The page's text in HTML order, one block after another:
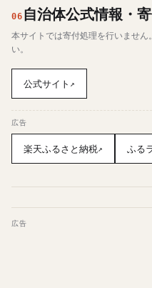
06 自治体公式情報・
本サイトでは寄付処理を行いませ
い。
公式サイト ↗
広告
楽天ふるさと納税↗ ふる
広告